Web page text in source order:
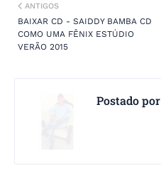
ANTIGOS
BAIXAR CD - SAIDDY BAMBA CD
COMO UMA FÊNIX ESTÚDIO
VERÃO 2015
Postado por